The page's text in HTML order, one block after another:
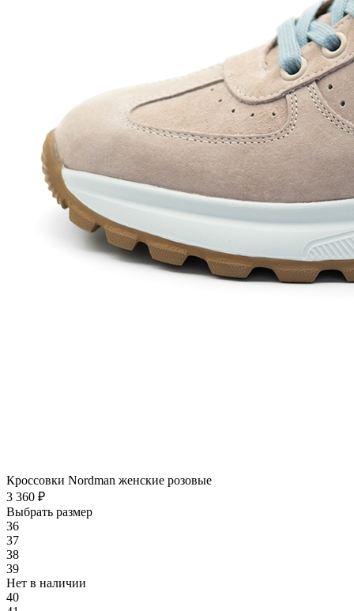
Кроссовки Nordman женские розовые
3 360 ₽
Выбрать размер
36
37
38
39
Нет в наличии
40